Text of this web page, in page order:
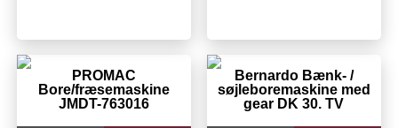
PROMAC
Bore/fræsemaskine
JMDT-763016
Bernardo Bænk- /
søjleboremaskine med
gear DK 30. TV